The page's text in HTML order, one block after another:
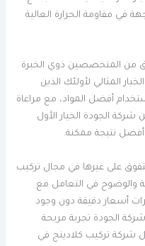
في مقاومة الحرارة العالية
من المتخصصين ذوي الخبرة
المثالي لأولئك الذين
أفضل المواد، مع مراعاة
شركة الجودة الخيار الأول
أفضل نتيجة ممكنة.
على غيرها في مجال تركيب
والوضوح في التعامل مع
أسعار دقيقة دون وجود
الجودة تجربة مريحة
شركة تركيب كلادينج في